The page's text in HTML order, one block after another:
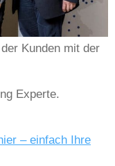
Kunden mit der
Experte.
– einfach Ihre